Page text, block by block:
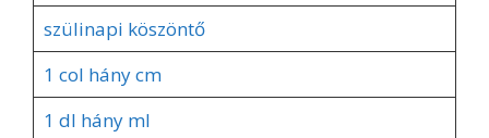
szülinapi köszöntő
1 col hány cm
1 dl hány ml